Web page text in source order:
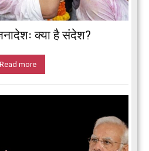
क्या है संदेश?
Read more